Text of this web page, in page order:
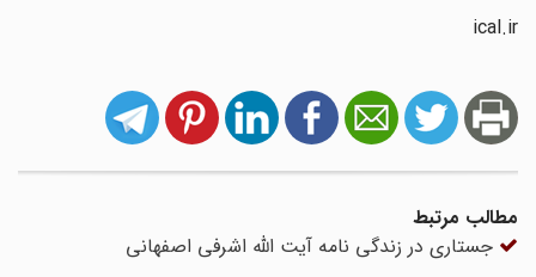
ical.ir
مطالب مرتبط
جستاری در زندگی نامه آیت الله اشرفی اصفهانی